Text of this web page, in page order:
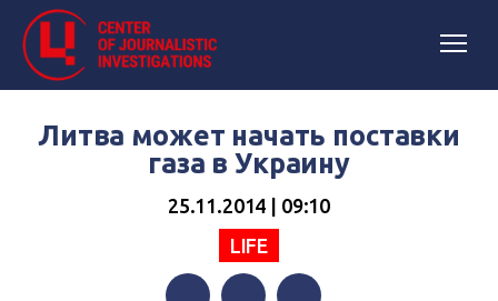
Литва может начать поставки
газа в Украину
25.11.2014 | 09:10
LIFE